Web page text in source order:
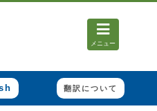
メニュー
翻訳について